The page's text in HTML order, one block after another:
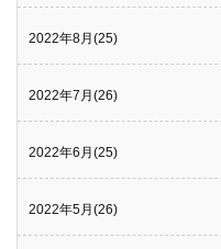
2022年8月(25)
2022年7月(26)
2022年6月(25)
2022年5月(26)